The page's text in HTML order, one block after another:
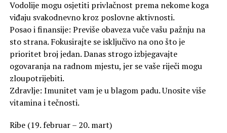
Vodolije mogu osjetiti privlačnost prema nekome koga
viđaju svakodnevno kroz poslovne aktivnosti.
Posao i finansije: Previše obaveza vuče vašu pažnju na
sto strana. Fokusirajte se isključivo na ono što je
prioritet broj jedan. Danas strogo izbjegavajte
ogovaranja na radnom mjestu, jer se vaše riječi mogu
zloupotrijebiti.
Zdravlje: Imunitet vam je u blagom padu. Unosite više
vitamina i tečnosti.
Ribe (19. februar – 20. mart)